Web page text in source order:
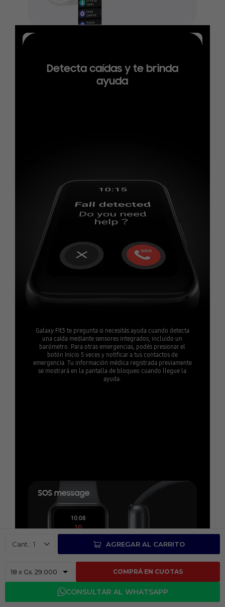
1 AGREGAR AL CARRITO
COMPRÁ EN CUOTAS
CONSULTAR AL WHATSAPP
Detecta caídas y te brinda
ayuda
Galaxy FIt3 te pregunta si necesitás ayuda cuando detecta
una caída mediante sensores integrados, incluido un
barómetro. Para otras emergencias, podés presionar el
botón Inicio 5 veces y notificar a tus contactos de
emergencia. Tu información médica registrada previamente
se mostrará en la pantalla de bloqueo cuando llegue la
ayuda.